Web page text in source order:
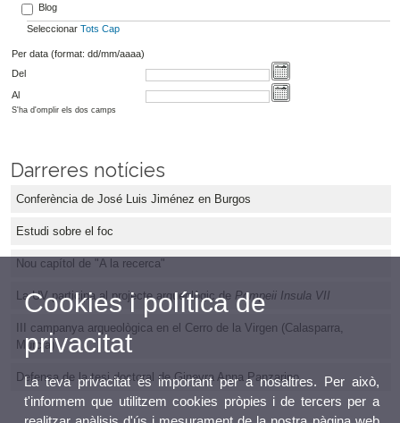
Blog
Seleccionar Tots Cap
Per data (format: dd/mm/aaaa)
Del
Al
S'ha d'omplir els dos camps
Darreres notícies
Conferència de José Luis Jiménez en Burgos
Estudi sobre el foc
Nou capítol de "A la recerca"
La UV participa al projecte arqueològic de Pompeii Insula VII
III campanya arqueològica en el Cerro de la Virgen (Calasparra,
Murcia)
Defensa de la tesi doctoral de Ginevra Anna Panzarino
Cookies i política de
privacitat
La teva privacitat és important per a nosaltres. Per això,
t'informem que utilitzem cookies pròpies i de tercers per a